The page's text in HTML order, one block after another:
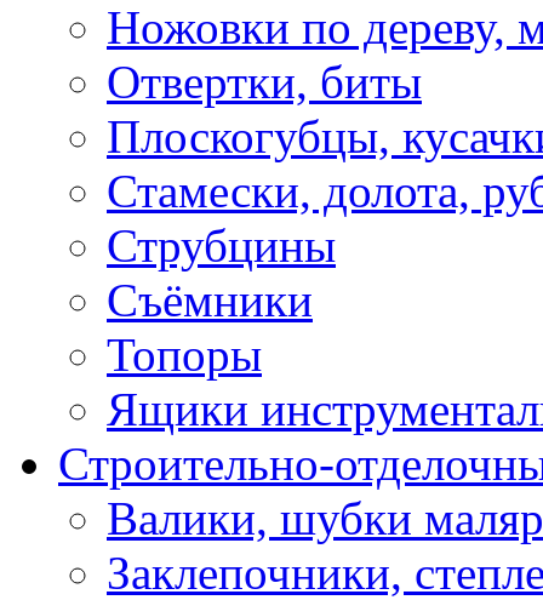
Ножовки по дереву,
Отвертки, биты
Плоскогубцы,
Стамески, долота,
Струбцины
Съёмники
Топоры
Ящики
Строительно-
Валики, шубки
Заклепочники,